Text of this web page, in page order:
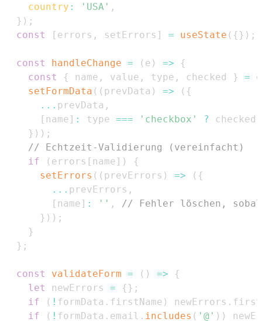
country : 'USA' ,
} ) ;
const
[ errors , setErrors ] = useState ( { } ) ;
const handleChange = ( e ) =>
{
const
{ name , value , type , checked } = e
setFormData ( ( prevData ) => ( {
... prevData ,
[ name ] : type === 'checkbox' ?
checked
} ) ) ;
// Echtzeit-Validierung (vereinfacht)
if
( errors [ name ] )
{
setErrors ( ( prevErrors ) => ( {
... prevErrors ,
[ name ] : '' ,
// Fehler löschen,
} ) ) ;
}
} ;
const validateForm = ( ) =>
{
let
newErrors = { } ;
if
( ! formData . firstName ) newErrors .
if
( ! formData . email . includes ( '@' ) )